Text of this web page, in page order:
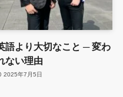
語より大切なこと ─ 変わ
ない理由
2025年7月5日